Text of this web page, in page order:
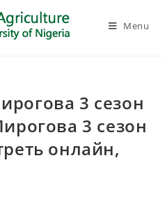
Menu
3 сезон
3 сезон
онлайн,